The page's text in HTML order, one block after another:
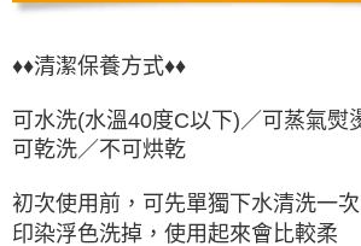
♦♦清潔保養方式♦♦
可水洗(水溫40度C以下)／可蒸氣熨
可乾洗／不可烘乾
初次使用前，可先單獨下水清洗一
印染浮色洗掉，使用起來會比較柔